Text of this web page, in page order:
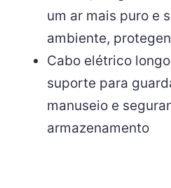
um ar mais puro e
ambiente,
Cabo elétrico
suporte para
manuseio e
armazenamento